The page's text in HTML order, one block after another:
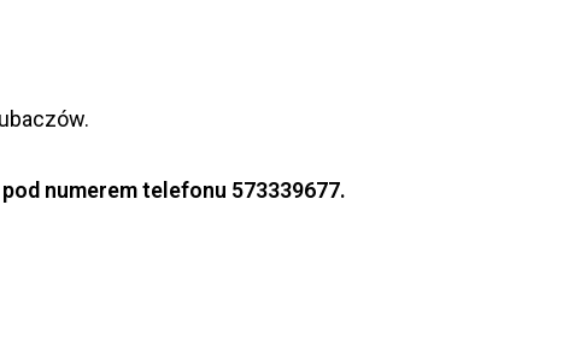
pod numerem telefonu 573339677.